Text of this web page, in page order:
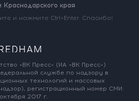
края
и нажмите Ctrl+Enter. Спасибо!
«ВК Пресс» (ИА «ВК Пресс»)
службе по надзору в
технологий и массовых
регистрационный номер СМИ:
2017 г.